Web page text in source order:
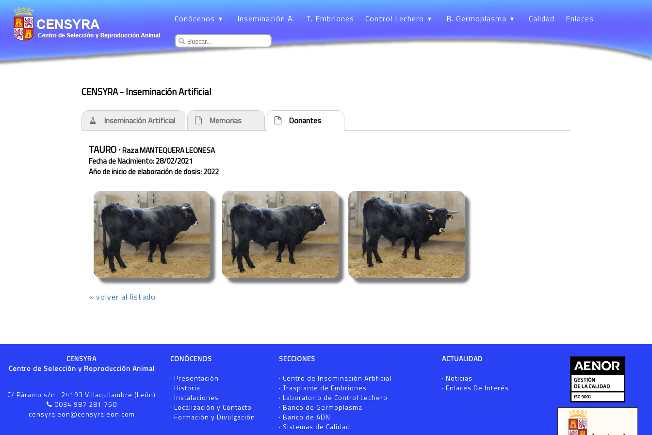
Conócenos Inseminación A. T. Embriones Control Lechero B. Germoplasma Calidad Enlaces
CENSYRA - Inseminación Artificial
Inseminación Artificial Memorias Donantes
TAURO ·Raza MANTEQUERA LEONESA
Fecha de Nacimiento: 28/02/2021
Año de inicio de elaboración de dosis: 2022
« volver al listado
CENSYRA
Centro de Selección y Reproducción Animal
C/ Páramo s/n · 24193 Villaquilambre (León)
0034 987 281 750
censyraleon@censyraleon.com
CONÓCENOS
· Presentación
· Historia
· Instalaciones
· Localización y Contacto
· Formación y Divulgación
SECCIONES
· Centro de Inseminación Artificial
· Trasplante de Embriones
· Laboratorio de Control Lechero
· Banco de Germoplasma
· Banco de ADN
· Sistemas de Calidad
ACTUALIDAD
· Noticias
· Enlaces De Interés